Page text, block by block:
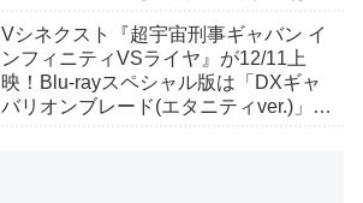
Vシネクスト『超宇宙刑事ギャバン イ
ンフィニティVSライヤ』が12/11上
映！Blu-rayスペシャル版は「DXギャ
バリオンブレード(エタニティver.)」